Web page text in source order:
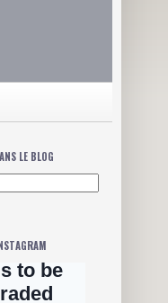
LE BLOG